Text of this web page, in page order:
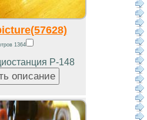
1364
Р-148